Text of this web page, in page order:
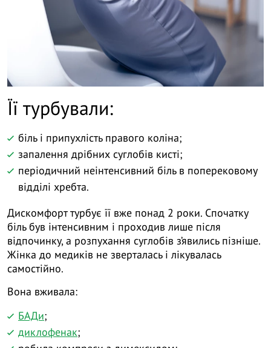
Її турбували:
біль і припухлість правого коліна;
запалення дрібних суглобів кисті;
періодичний неінтенсивний біль в поперековому
відділі хребта.
Дискомфорт турбує її вже понад 2 роки. Спочатку
біль був інтенсивним і проходив лише після
відпочинку, а розпухання суглобів з’явились пізніше.
Жінка до медиків не зверталась і лікувалась
самостійно.
Вона вживала:
БАДи;
диклофенак;